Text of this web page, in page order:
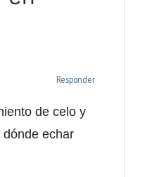
Responder
de celo y
echar